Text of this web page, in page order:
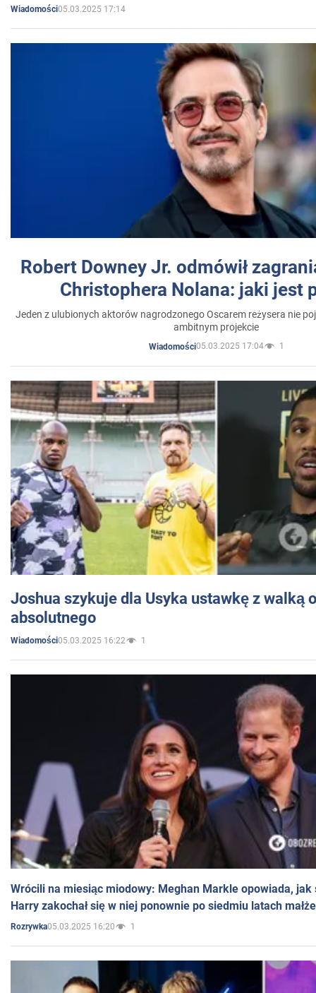
Wiadomości05.03.2025 17:14
Robert Downey Jr. odmówił
Christophera Nolana: jaki jest
Jeden z ulubionych aktorów nagrodzonego Oscarem reżysera nie
ambitnym projekcie
Wiadomości05.03.2025 17:04 1
Joshua szykuje dla Usyka ustawkę z walką
absolutnego
Wiadomości05.03.2025 16:22 1
Wrócili na miesiąc miodowy: Meghan Markle opowiada, jak
Harry zakochał się w niej ponownie po siedmiu latach
Rozrywka05.03.2025 16:20 1